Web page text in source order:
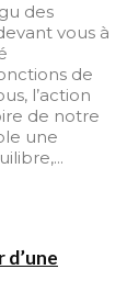
des
vous à
de
l’action
de notre
une
d’une